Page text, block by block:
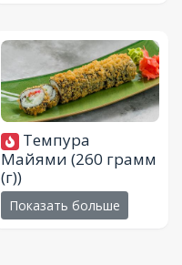
Темпура
Майями (260 грамм
(г))
Показать больше